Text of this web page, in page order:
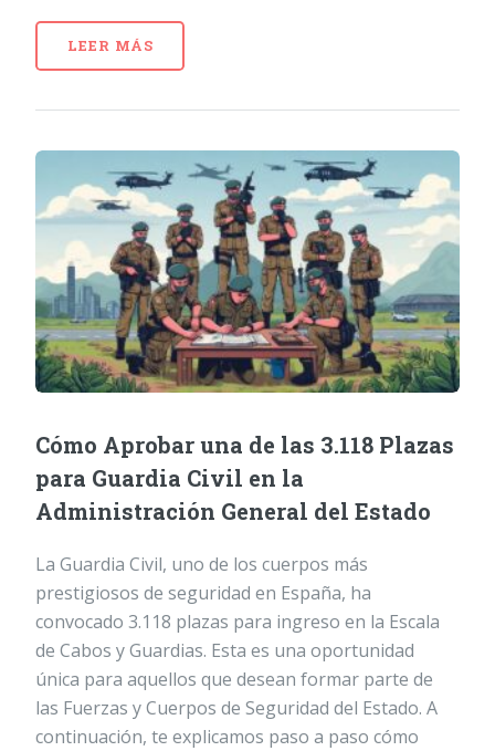
LEER MÁS
Cómo Aprobar una de las 3.118 Plazas
para Guardia Civil en la
Administración General del Estado
La Guardia Civil, uno de los cuerpos más
prestigiosos de seguridad en España, ha
convocado 3.118 plazas para ingreso en la Escala
de Cabos y Guardias. Esta es una oportunidad
única para aquellos que desean formar parte de
las Fuerzas y Cuerpos de Seguridad del Estado. A
continuación, te explicamos paso a paso cómo